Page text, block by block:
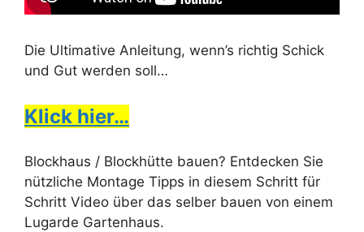
Die Ultimative Anleitung, wenn’s richtig Schick
und Gut werden soll…
Klick hier…
Blockhaus / Blockhütte bauen? Entdecken Sie
nützliche Montage Tipps in diesem Schritt für
Schritt Video über das selber bauen von einem
Lugarde Gartenhaus.